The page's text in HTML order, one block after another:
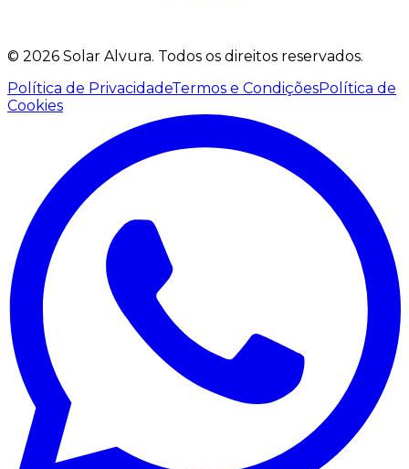
© 2026 Solar Alvura. Todos os direitos reservados.
Política de PrivacidadeTermos e CondiçõesPolítica de
Cookies